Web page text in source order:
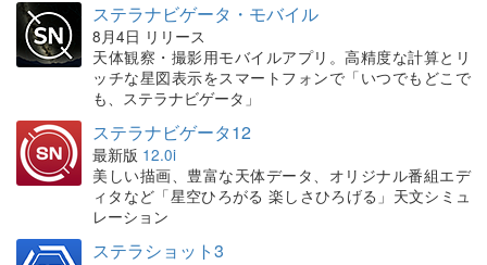
ステラナビゲータ・モバイル
8月4日 リリース
天体観察・撮影用モバイルアプリ。高精度な計算とリ
ッチな星図表示をスマートフォンで「いつでもどこで
も、ステラナビゲータ」
ステラナビゲータ12
最新版 12.0i
美しい描画、豊富な天体データ、オリジナル番組エデ
ィタなど「星空ひろがる 楽しさひろげる」天文シミュ
レーション
ステラショット3